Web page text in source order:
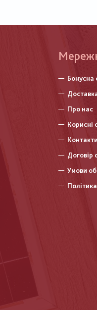
Меню
Бонусна
Про нас
Корисні
Контакти
Договір
Умови